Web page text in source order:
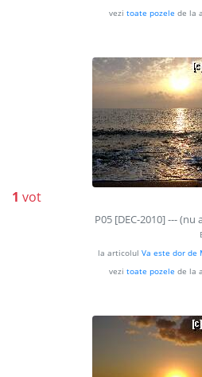
vezi toate pozele de la
1 vot
P05 [DEC-2010] --- (nu
la articolul Va este dor de
vezi toate pozele de la